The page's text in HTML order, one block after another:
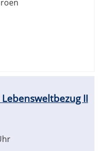
II